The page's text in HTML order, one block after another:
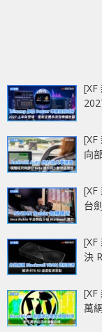
[XF
[XF
向
[XF
台
[XF
決
[XF
萬